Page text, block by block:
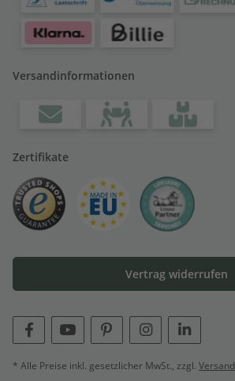
Versandinformationen
Zertifikate
Vertrag widerrufen
* Alle Preise inkl. gesetzlicher MwSt., zzgl. Versand